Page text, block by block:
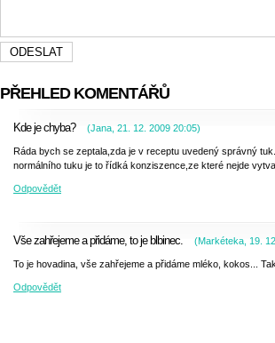
PŘEHLED KOMENTÁŘŮ
Kde je chyba? (Jana 21. 12. 2009 20:05)
Ráda bych se zeptala,zda je v receptu uvedený správný
normálního tuku je to řídká konziszence,ze které nejde
Odpovědět
Vše zahřejeme a přidáme, to je blbinec. (Markéteka 19.
To je hovadina, vše zahřejeme a přidáme mléko, kokos...
Odpovědět